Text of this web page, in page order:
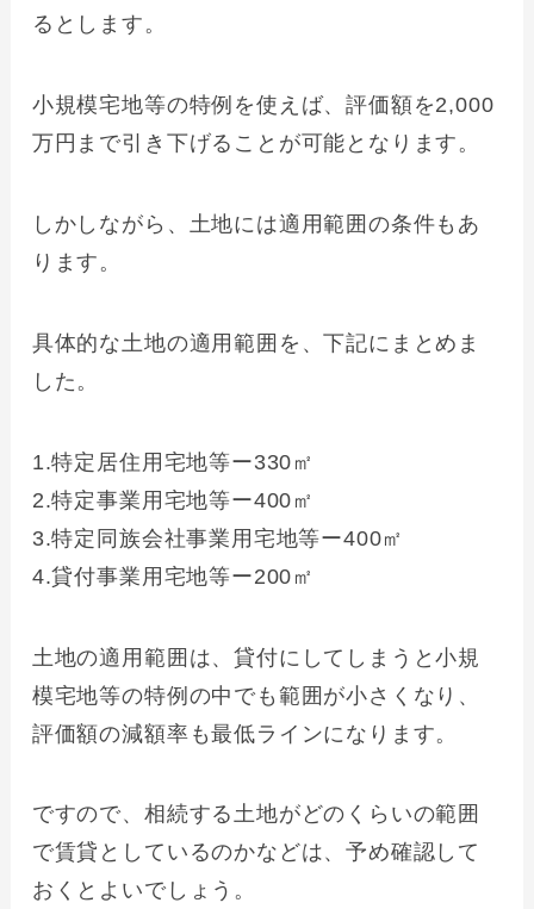
るとします。
小規模宅地等の特例を使えば、評価額を2,000
万円まで引き下げることが可能となります。
しかしながら、土地には適用範囲の条件もあ
ります。
具体的な土地の適用範囲を、下記にまとめま
した。
1.特定居住用宅地等ー330㎡
2.特定事業用宅地等ー400㎡
3.特定同族会社事業用宅地等ー400㎡
4.貸付事業用宅地等ー200㎡
土地の適用範囲は、貸付にしてしまうと小規
模宅地等の特例の中でも範囲が小さくなり、
評価額の減額率も最低ラインになります。
ですので、相続する土地がどのくらいの範囲
で賃貸としているのかなどは、予め確認して
おくとよいでしょう。